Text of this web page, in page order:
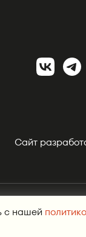
Сайт
Сургуте,
разрешено
с нашей